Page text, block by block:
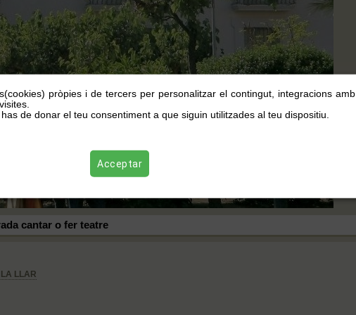
cantar o fer teatre
LLAR
pròpies i de tercers per personalitzar el contingut, integracions amb
de donar el teu consentiment a que siguin utilitzades al teu dispositiu.
Acceptar